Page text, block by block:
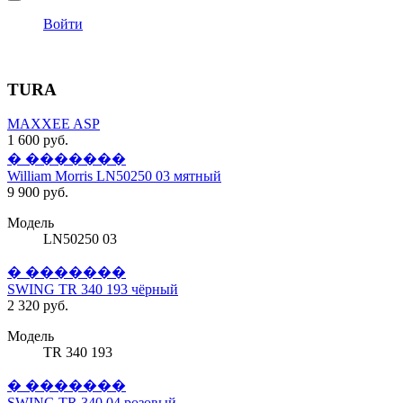
Войти
TURA
MAXXEE ASP
1 600 руб.
� �������
William Morris LN50250 03 мятный
9 900 руб.
Модель
LN50250 03
� �������
SWING TR 340 193 чёрный
2 320 руб.
Модель
TR 340 193
� �������